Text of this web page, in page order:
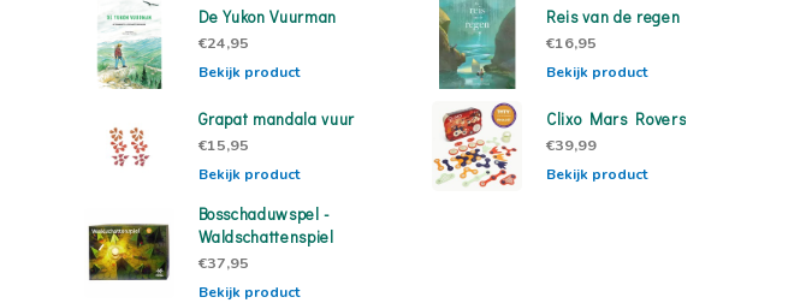
De Yukon Vuurman
€24,95
Bekijk product
Reis van de regen
€16,95
Bekijk product
Grapat mandala vuur
€15,95
Bekijk product
Clixo Mars Rovers
€39,99
Bekijk product
Bosschaduwspel -
Waldschattenspiel
€37,95
Bekijk product